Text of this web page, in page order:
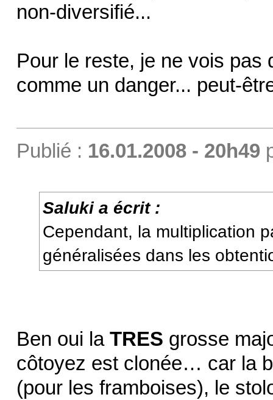
non-diversifié...
Pour le reste, je ne vois pas
comme un danger... peut-
Publié : 16.01.2008 - 20h49
Saluki a écrit :
Cependant, la multiplication
généralisées dans les
Ben oui la TRES grosse
côtoyez est clonée… car la
(pour les framboises), le